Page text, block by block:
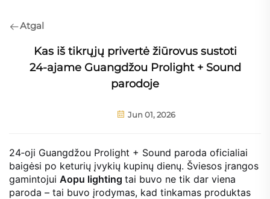
Atgal
Kas iš tikrųjų privertė žiūrovus sustoti
24‑ajame Guangdžou Prolight + Sound
parodoje
Jun 01, 2026
24‑oji Guangdžou Prolight + Sound paroda oficialiai
baigėsi po keturių įvykių kupinų dienų. Šviesos įrangos
gamintojui Aopu lighting tai buvo ne tik dar viena
paroda – tai buvo įrodymas, kad tinkamas produktas